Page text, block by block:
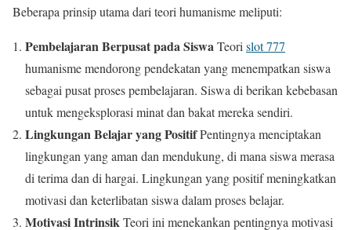
Beberapa prinsip utama dari teori humanisme meliputi:
Pembelajaran Berpusat pada SiswaTeori slot 777
humanisme mendorong pendekatan yang menempatkan siswa
sebagai pusat proses pembelajaran. Siswa di berikan kebebasan
untuk mengeksplorasi minat dan bakat mereka sendiri.
Lingkungan Belajar yang PositifPentingnya menciptakan
lingkungan yang aman dan mendukung, di mana siswa merasa
di terima dan di hargai. Lingkungan yang positif meningkatkan
motivasi dan keterlibatan siswa dalam proses belajar.
Motivasi IntrinsikTeori ini menekankan pentingnya motivasi